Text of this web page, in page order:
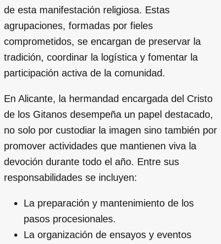
de esta manifestación religiosa. Estas
agrupaciones, formadas por fieles
comprometidos, se encargan de preservar la
tradición, coordinar la logística y fomentar la
participación activa de la comunidad.
En Alicante, la hermandad encargada del Cristo
de los Gitanos desempeña un papel destacado,
no solo por custodiar la imagen sino también por
promover actividades que mantienen viva la
devoción durante todo el año. Entre sus
responsabilidades se incluyen:
La preparación y mantenimiento de los
pasos procesionales.
La organización de ensayos y eventos